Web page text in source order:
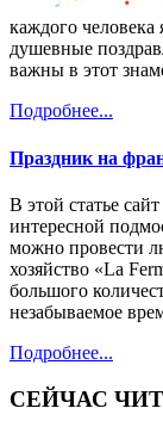
каждого
душевные
важны в этот
Подробнее...
Праздник на
В этой статье сайт
интересной
можно провести
хозяйство «La
большого
незабываемое
Подробнее...
СЕЙЧАС